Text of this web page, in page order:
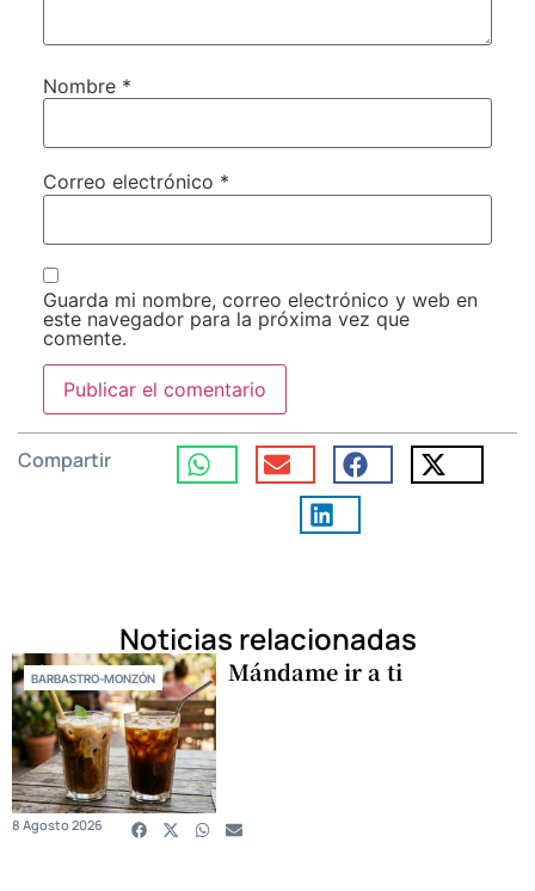
Nombre *
Correo electrónico *
Guarda mi nombre, correo electrónico y web en
este navegador para la próxima vez que
comente.
Compartir
Noticias relacionadas
BARBASTRO-MONZÓN Mándame ir a ti
8 Agosto 2026